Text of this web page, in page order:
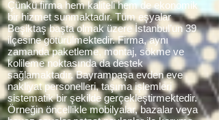
Çünkü firma hem kaliteli hem de ekonomik
bir hizmet sunmaktadır. Tüm eşyalar
Beşiktaş başta olmak üzere İstanbul’un 39
ilçesine götürülmektedir. Firma, aynı
zamanda paketleme, montaj, sökme ve
kolileme noktasında da destek
sağlamaktadır. Bayrampaşa evden eve
nakliyat personelleri, taşıma işlemleri
sistematik bir şekilde gerçekleştirmektedir.
Örneğin öncellikle mobilyalar, bazalar veya